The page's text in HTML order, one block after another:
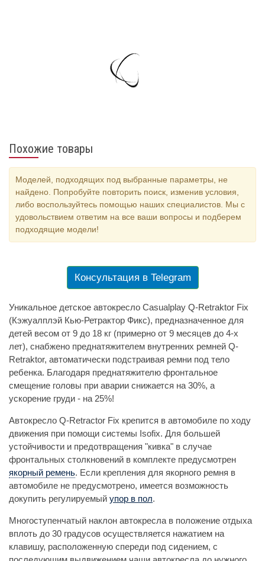
Похожие товары
Моделей, подходящих под выбранные параметры, не
найдено. Попробуйте повторить поиск, изменив условия,
либо воспользуйтесь помощью наших специалистов. Мы с
удовольствием ответим на все ваши вопросы и подберем
подходящие модели!
Консультация в Telegram
Уникальное детское автокресло Casualplay Q-Retraktor Fix
(Кэжуалплэй Кью-Ретрактор Фикс), предназначенное для
детей весом от 9 до 18 кг (примерно от 9 месяцев до 4-х
лет), снабжено преднатяжителем внутренних ремней Q-
Retraktor, автоматически подстраивая ремни под тело
ребенка. Благодаря преднатяжителю фронтальное
смещение головы при аварии снижается на 30%, а
ускорение груди - на 25%!
Автокресло Q-Retractor Fix крепится в автомобиле по ходу
движения при помощи системы Isofix. Для большей
устойчивости и предотвращения "кивка" в случае
фронтальных столкновений в комплекте предусмотрен
якорный ремень. Если крепления для якорного ремня в
автомобиле не предусмотрено, имеется возможность
докупить регулируемый упор в пол.
Многоступенчатый наклон автокресла в положение отдыха
вплоть до 30 градусов осуществляется нажатием на
клавишу, расположенную спереди под сидением, с